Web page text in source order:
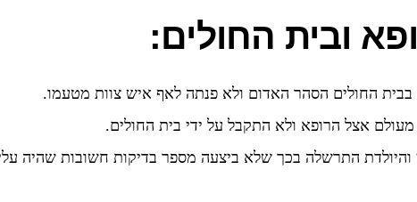
ובית החולים:
החולים הסהר האדום ולא פנתה לאף איש צוות מטעמו.
אצל הרופא ולא התקבל על ידי בית החולים.
והיולדת התרשלה בכך שלא ביצעה מספר בדיקות חשובות שהיה